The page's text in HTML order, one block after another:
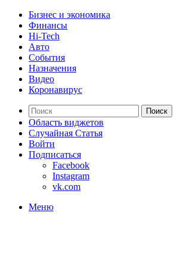
Бизнес и экономика
Финансы
Hi-Tech
Авто
События
Назначения
Видео
Коронавирус
Поиск
Область виджетов
Случайная Статья
Войти
Подписаться
Facebook
Instagram
vk.com
Меню